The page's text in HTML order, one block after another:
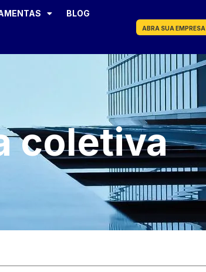
BLOG
ABRA SUA EMPRESA
coletiva